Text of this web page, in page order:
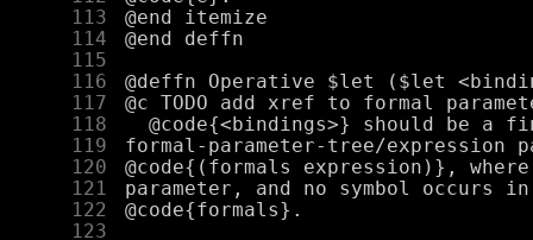
    113
    114
    115
    116
    117
    118
    119
    120
    121
    122
    123